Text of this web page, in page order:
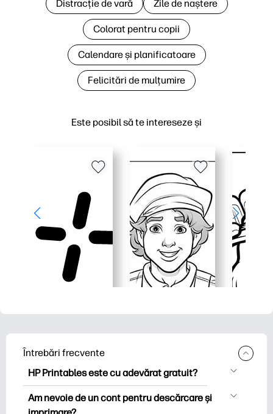
Este posibil să te intereseze și
Distracție de vară Zile de naștere
Colorat pentru copii
Calendare și planificatoare
Felicitări de mulțumire
Întrebări frecvente
HP Printables este cu adevărat gratuit?
HP Printables oferă peste 2.500 de
imprimabile gratuite pentru descărcare
Am nevoie de un cont pentru descărcare și